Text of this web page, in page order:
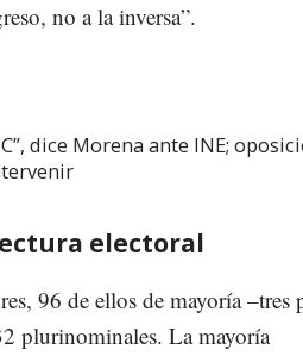
no a la inversa”.
dice Morena ante INE;
electoral
96 de ellos de mayoría –tres
plurinominales. La mayoría